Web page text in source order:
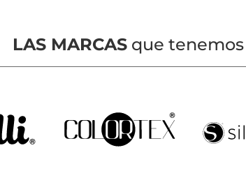
LAS MARCASque tenemos